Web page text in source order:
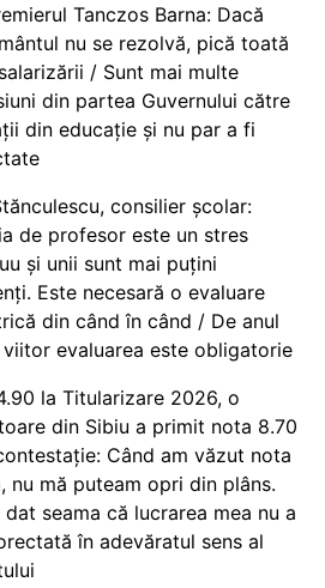
Tanczos Barna: Dacă
nu se rezolvă, pică toată
/ Sunt mai multe
din partea Guvernului către
din educație și nu par a fi
consilier școlar:
de profesor este un stres
și unii sunt mai puțini
Este necesară o evaluare
din când în când / De anul
evaluarea este obligatorie
la Titularizare 2026, o
din Sibiu a primit nota 8.70
Când am văzut nota
nu mă puteam opri din plâns.
dat seama că lucrarea mea nu a
în adevăratul sens al